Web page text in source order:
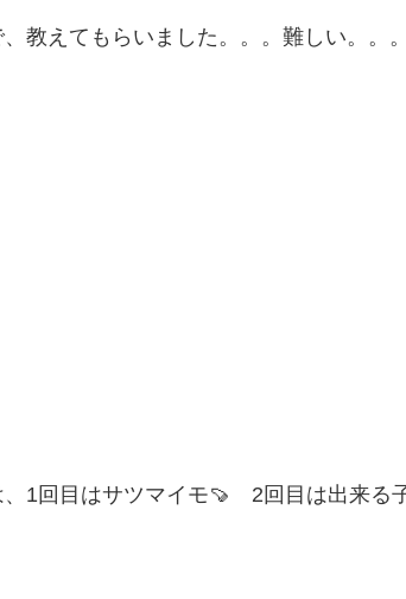
教えてもらいました。。。難しい。。。
1回目はサツマイモ🍠 2回目は出来る